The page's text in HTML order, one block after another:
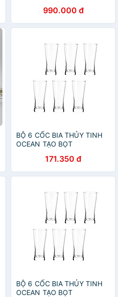
990.000 đ
BỘ 6 CỐC BIA THỦY TINH
OCEAN TẠO BỌT
171.350 đ
BỘ 6 CỐC BIA THỦY TINH
OCEAN TẠO BỌT